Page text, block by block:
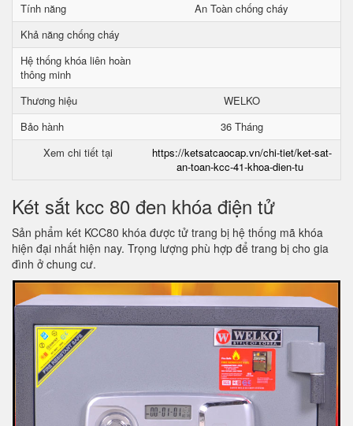
Tính năng
An Toàn chống cháy
Khả năng chống cháy
Hệ thống khóa liên hoàn
thông minh
Thương hiệu
WELKO
Bảo hành
36 Tháng
Xem chi tiết tại
https://ketsatcaocap.vn/chi-tiet/ket-sat-
an-toan-kcc-41-khoa-dien-tu
Két sắt kcc 80 đen khóa điện tử
Sản phẩm két KCC80 khóa được tử trang bị hệ thống mã khóa
hiện đại nhất hiện nay. Trọng lượng phù hợp để trang bị cho gia
đình ở chung cư.